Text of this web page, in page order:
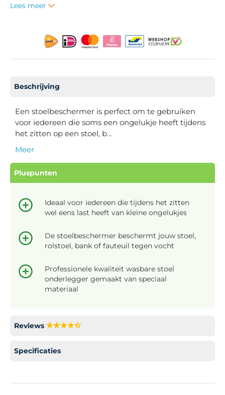
Lees meer
Beschrijving
Een stoelbeschermer is perfect om te gebruiken
voor iedereen die soms een ongelukje heeft tijdens
het zitten op een stoel, b…
Meer
Pluspunten
Ideaal voor iedereen die tijdens het zitten
wel eens last heeft van kleine ongelukjes
De stoelbeschermer beschermt jouw stoel,
rolstoel, bank of fauteuil tegen vocht
Professionele kwaliteit wasbare stoel
onderlegger gemaakt van speciaal
materiaal
Reviews
Specificaties